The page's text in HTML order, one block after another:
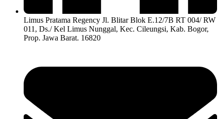
Limus Pratama Regency Jl. Blitar Blok E.12/7B RT 004/ RW
011, Ds./ Kel Limus Nunggal, Kec. Cileungsi, Kab. Bogor,
Prop. Jawa Barat. 16820